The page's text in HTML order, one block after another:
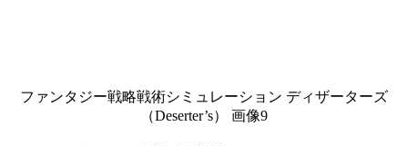
ファンタジー戦略戦術シミュレーション ディザーターズ
（Deserter’s） 画像9